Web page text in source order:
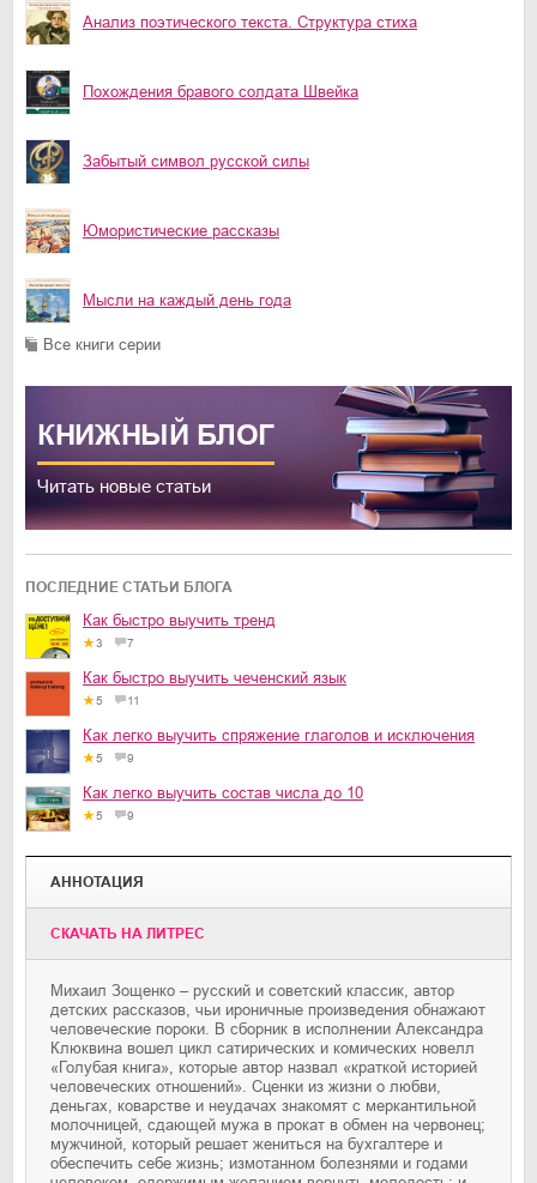
Анализ поэтического текста. Структура стиха
Похождения бравого солдата Швейка
Забытый символ русской силы
Юмористические рассказы
Мысли на каждый день года
Все книги серии
КНИЖНЫЙ БЛОГ
Читать новые статьи
ПОСЛЕДНИЕ СТАТЬИ БЛОГА
Как быстро выучить тренд
3 7
Как быстро выучить чеченский язык
5 11
Как легко выучить спряжение глаголов и исключения
5 9
Как легко выучить состав числа до 10
5 9
АННОТАЦИЯ
CКАЧАТЬ НА ЛИТРЕС
Михаил Зощенко – русский и советский классик, автор
детских рассказов, чьи ироничные произведения обнажают
человеческие пороки. В сборник в исполнении Александра
Клюквина вошел цикл сатирических и комических новелл
«Голубая книга», которые автор назвал «краткой историей
человеческих отношений». Сценки из жизни о любви,
деньгах, коварстве и неудачах знакомят с меркантильной
молочницей, сдающей мужа в прокат в обмен на червонец;
мужчиной, который решает жениться на бухгалтере и
обеспечить себе жизнь; измотанном болезнями и годами